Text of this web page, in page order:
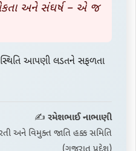
અને સંઘર્ષ – એ જ
આપણી લડતને સફળતા
✍️ રમેશભાઈ નાભાણી
અને વિમુક્ત જાતિ હક્ક સમિતિ